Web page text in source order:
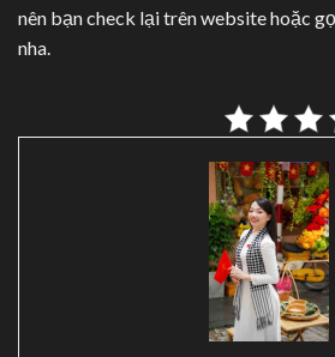
nên bạn check lại trên website hoặc
nha.